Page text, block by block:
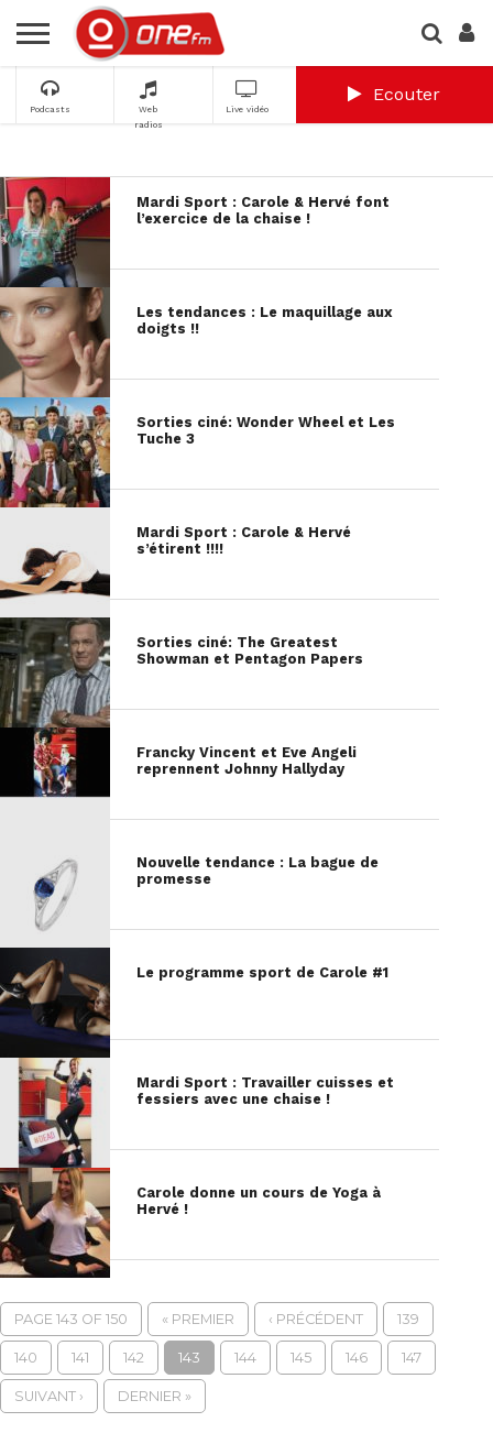
Podcasts
Web
radios
Live vidéo
Ecouter
Mardi Sport : Carole & Hervé font
l’exercice de la chaise !
Les tendances : Le maquillage aux
doigts !!
Sorties ciné: Wonder Wheel et Les
Tuche 3
Mardi Sport : Carole & Hervé
s’étirent !!!!
Sorties ciné: The Greatest
Showman et Pentagon Papers
Francky Vincent et Eve Angeli
reprennent Johnny Hallyday
Nouvelle tendance : La bague de
promesse
Le programme sport de Carole #1
Mardi Sport : Travailler cuisses et
fessiers avec une chaise !
Carole donne un cours de Yoga à
Hervé !
PAGE 143 OF 150 « PREMIER ‹ PRÉCÉDENT 139
140 141 142 143 144 145 146 147
SUIVANT › DERNIER »